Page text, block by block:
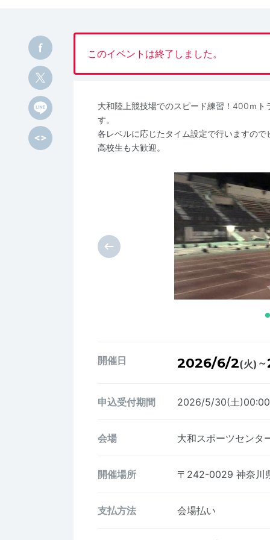
このイベントは終了しました。
大和陸上競技場でのスピード練習！400ｍ
す。
各レベルに応じたタイム設定で行いますの
高校生も大歓迎。
開催日 2026/6/2(火) ～
申込受付期間 2026/5/30(土
会場 大和スポーツセンタ
開催場所 〒242-0029 神奈川
支払方法 会場払い